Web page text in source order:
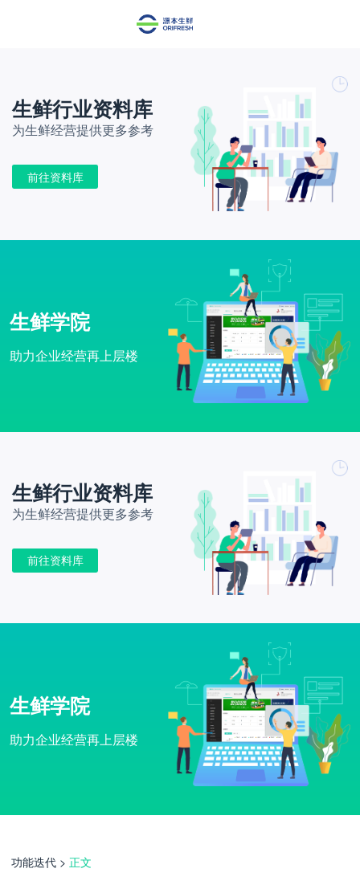
生鲜行业资料库
为生鲜经营提供更多参考
前往资料库
生鲜学院
助力企业经营再上层楼
生鲜行业资料库
为生鲜经营提供更多参考
前往资料库
生鲜学院
助力企业经营再上层楼
功能迭代 >正文